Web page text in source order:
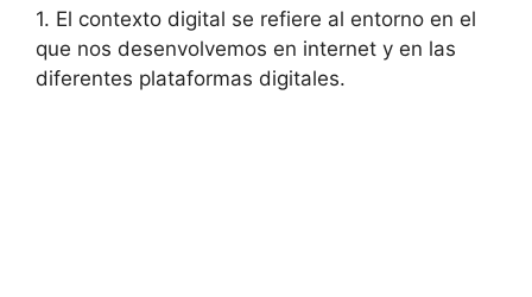
1. El contexto digital se refiere al entorno en el
que nos desenvolvemos en internet y en las
diferentes plataformas digitales.